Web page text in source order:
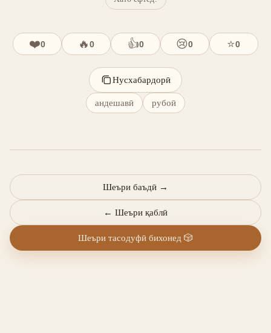
❤️0 🔥0 👍0 😢0 ⭐0
Нусхабардорӣ
андешавӣ рубоӣ
← Шеъри қаблӣ
Шеъри баъдӣ →
Шеъри тасодуфӣ бихонед 🎲